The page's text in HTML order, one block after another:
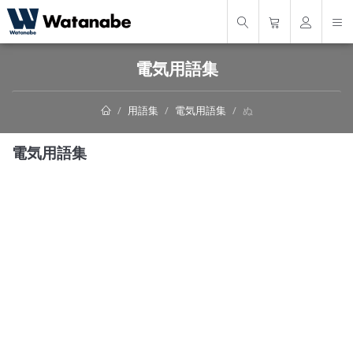
電気用語集
用語集 電気用語集 ぬ
電気用語集